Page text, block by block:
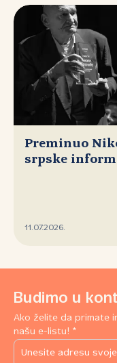
Preminuo
srpske
11.07.2026.
Budimo u
Ako želite da primate
našu e-listu! *